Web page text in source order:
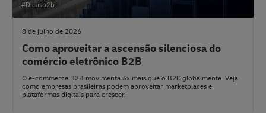
#Dicasb2b
8 de julho de 2026
Como aproveitar a ascensão silenciosa do
comércio eletrônico B2B
O e-commerce B2B movimenta 3x mais que o B2C globalmente. Veja
como empresas brasileiras podem aproveitar marketplaces e
plataformas digitais para crescer.